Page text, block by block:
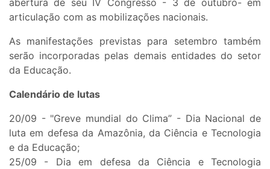
abertura de seu IV Congresso - 3 de outubro- em
articulação com as mobilizações nacionais.
As manifestações previstas para setembro também
serão incorporadas pelas demais entidades do setor
da Educação.
Calendário de lutas
20/09 - "Greve mundial do Clima” - Dia Nacional de
luta em defesa da Amazônia, da Ciência e Tecnologia
e da Educação;
25/09 - Dia em defesa da Ciência e Tecnologia